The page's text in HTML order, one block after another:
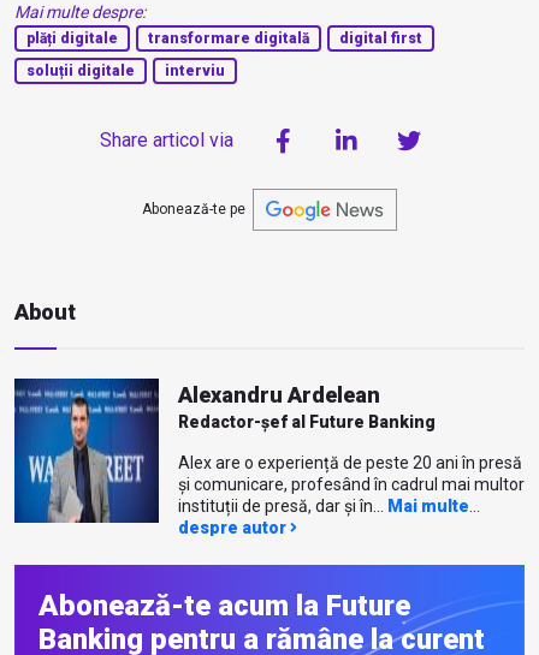
Mai multe despre:
plăți digitale transformare digitală
digital first
soluții digitale
interviu
Share articol via
Abonează-te pe
About
Alexandru Ardelean
Redactor-șef al Future Banking
Alex are o experiență de peste 20 ani în presă
și comunicare, profesând în cadrul mai multor
instituții de presă, dar și în... Mai multe
despre autor
Abonează-te acum la Future
Banking pentru a rămâne la curent